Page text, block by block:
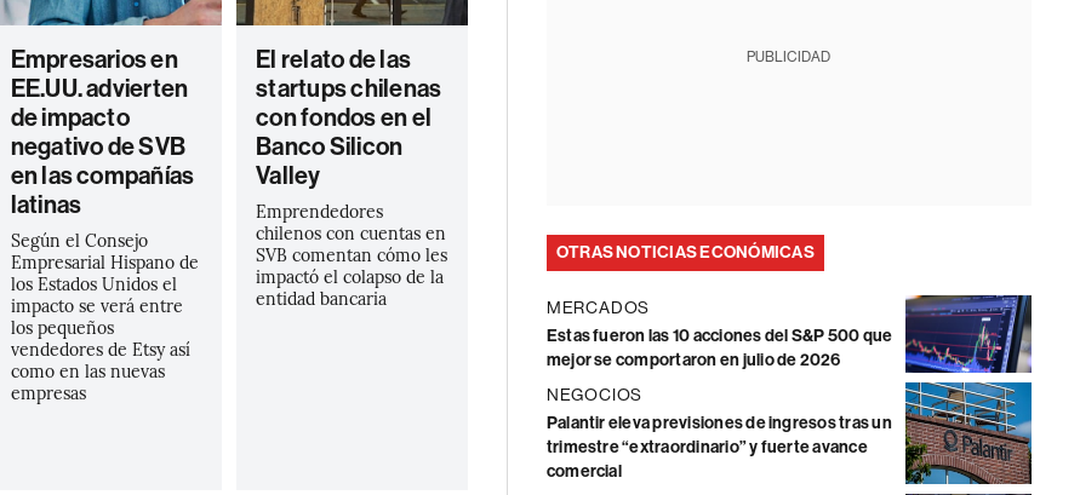
Empresarios en
EE.UU. advierten
de impacto
negativo de SVB
en las compañías
latinas
Según el Consejo
Empresarial Hispano de
los Estados Unidos el
impacto se verá entre
los pequeños
vendedores de Etsy así
como en las nuevas
empresas
El relato de las
startups chilenas
con fondos en el
Banco Silicon
Valley
Emprendedores
chilenos con cuentas en
SVB comentan cómo les
impactó el colapso de la
entidad bancaria
PUBLICIDAD
OTRAS NOTICIAS ECONÓMICAS
MERCADOS
Estas fueron las 10 acciones del S&P 500 que
mejor se comportaron en julio de 2026
NEGOCIOS
Palantir eleva previsiones de ingresos tras un
trimestre “extraordinario” y fuerte avance
comercial